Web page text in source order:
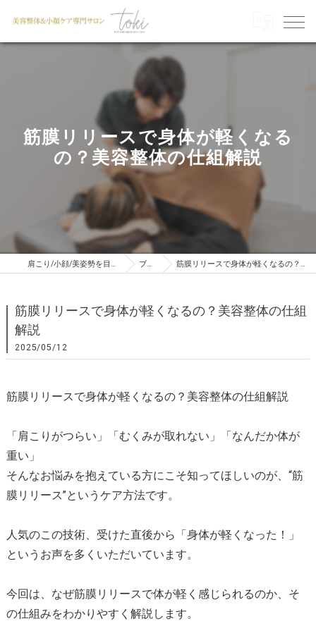
筋膜リリースで身体が軽くなる
の？美容整体の仕組解説
肩こり/小顔/美姿勢を目指すならTOKI ブログ 筋膜リリースで身体が軽くなるの？美容整体の仕組解説
筋膜リリースで身体が軽くなるの？美容整体の仕組
解説
2025/05/12
筋膜リリースで身体が軽くなるの？美容整体の仕組解説
「肩こりがつらい」「むくみが取れない」「なんだか体が
重い」
そんなお悩みを抱えている方にこそ知ってほしいのが、“筋
膜リリース”というケア方法です。
人気のこの技術、受けた直後から「身体が軽くなった！」
というお声を多くいただいています。
今回は、なぜ筋膜リリースで体が軽く感じられるのか、そ
の仕組みをわかりやすく解説します。